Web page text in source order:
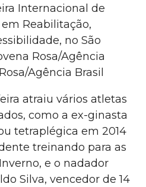
Internacional de
Reabilitação,
no São
Rosa/Agência
Agência Brasil
atraiu vários atletas
como a ex-ginasta
tetraplégica em 2014
treinando para as
e o nadador
Silva, vencedor de 14